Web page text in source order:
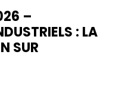
–
: LA
SUR